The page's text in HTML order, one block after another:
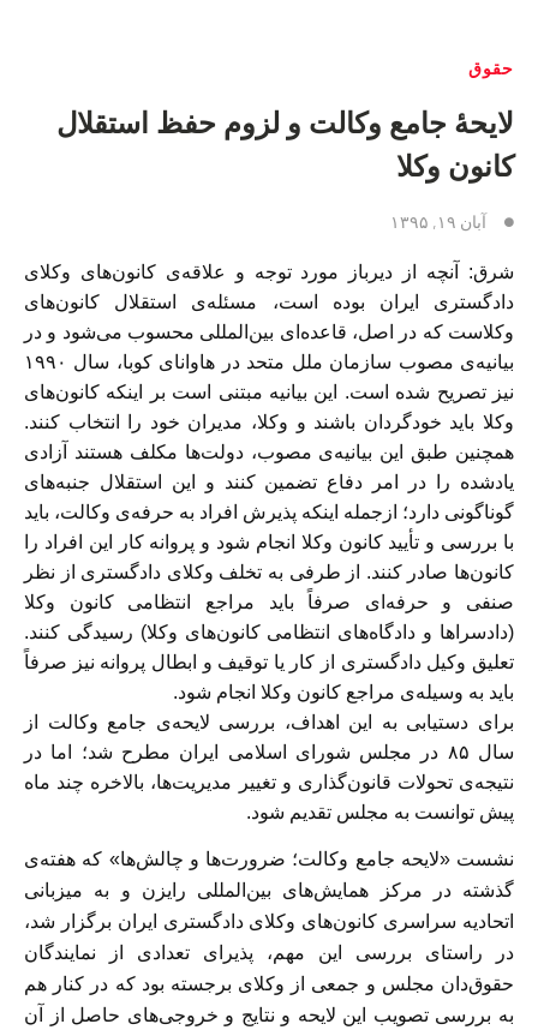
حقوق
لایحهٔ جامع وکالت و لزوم حفظ استقلال
کانون وکلا
آبان ۱۹, ۱۳۹۵
شرق: آنچه از دیرباز مورد توجه و علاقه‌ی کانون‌های وکلای
دادگستری ايران بوده است، مسئله‌ی استقلال کانون‌های
وکلاست که در اصل، قاعده‌ای بین‌المللی محسوب می‌شود و در
بیانیه‌ی مصوب سازمان ملل متحد در هاوانای کوبا، سال ۱۹۹۰
نيز تصریح شده است. این بیانیه مبتنی است بر اینکه کانون‌های
وکلا باید خودگردان باشند و وکلا، مدیران خود را انتخاب کنند.
همچنین طبق این بیانیه‌ی مصوب، دولت‌ها مکلف هستند آزادی
يادشده را در امر دفاع تضمین کنند و این استقلال جنبه‌های
گوناگونی دارد؛ ازجمله اینکه پذیرش افراد به حرفه‌ی وکالت، باید
با بررسی و تأیید کانون وکلا انجام شود و پروانه کار این افراد را
کانون‌ها صادر کنند. از طرفی به تخلف وکلای دادگستری از نظر
صنفی و حرفه‌ای صرفاً باید مراجع انتظامی کانون وکلا
(دادسراها و دادگاه‌های انتظامی کانون‌های وکلا) رسیدگی کنند.
تعلیق وکیل دادگستری از کار یا توقیف و ابطال پروانه‌ نیز صرفاً
باید به وسيله‌ی مراجع کانون وکلا انجام شود.
برای دستيابی به اين اهداف، بررسی لایحه‌ی جامع وکالت از
سال ٨۵ در مجلس شورای اسلامی ايران مطرح شد؛ اما در
نتیجه‌ی تحولات قانون‌گذاری و تغییر مدیریت‌ها، بالاخره چند ماه
پيش توانست به مجلس تقدیم شود.
نشست «لایحه جامع وکالت؛ ضرورت‌ها و چالش‌ها» كه هفته‌ی
گذشته در مرکز همایش‌های بین‌المللی رایزن و به میزبانی
اتحادیه سراسری کانون‌های وکلای دادگستری ایران برگزار شد،
در راستای بررسی اين مهم، پذيرای تعدادی از نمایندگان
حقوق‌دان مجلس و جمعی از وکلای برجسته بود كه در كنار هم
به بررسی تصويب این لایحه و نتایج و خروجی‌های حاصل از آن